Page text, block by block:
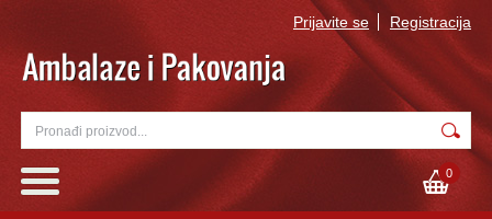
Prijavite se Registracija
0